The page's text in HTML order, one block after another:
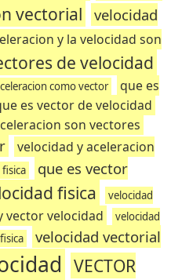
vectorial
velocidad
y la velocidad son
de velocidad
como vector
que es
es vector de velocidad
son vectores
velocidad y aceleracion
que es vector
fisica
velocidad
vector velocidad
velocidad
velocidad vectorial
VECTOR